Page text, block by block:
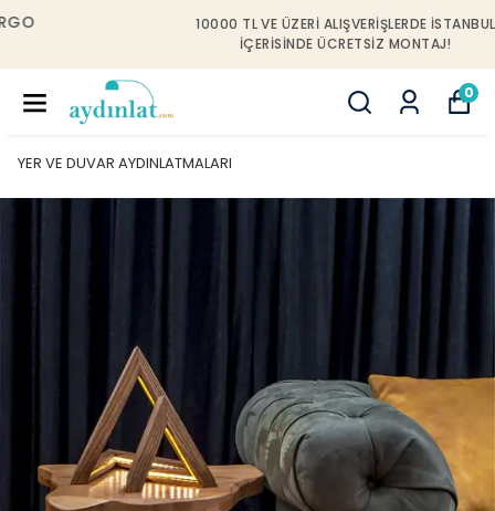
10000 TL VE ÜZERI ALIŞVERIŞLERDE İSTANBUL
IÇERISINDE ÜCRETSIZ MONTAJ!
0
YER VE DUVAR AYDINLATMALARI